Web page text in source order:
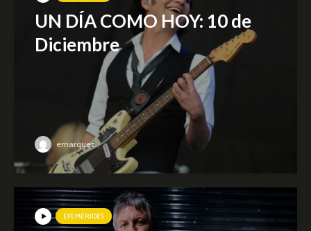
UN DÍA COMO HOY: 10 de
Diciembre
emarquez
EFEMÉRIDES